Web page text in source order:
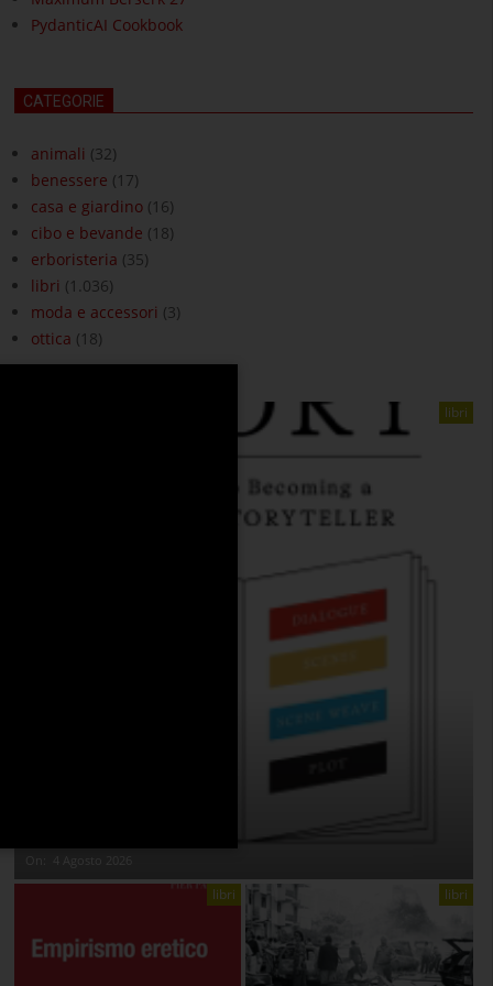
PydanticAI Cookbook
CATEGORIE
animali (32)
benessere (17)
casa e giardino(16)
cibo e bevande (18)
erboristeria (35)
libri (1.036)
moda e accessori (3)
ottica (18)
libri
On: 4 Agosto 2026
libri libri